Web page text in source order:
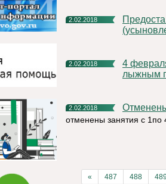
2.02.2018
Предоставление ежемесячной выплаты в связи с рождением
2.02.2018
4 февраля состоится первенство Княжпогостского района по
лыжным
2.02.2018
отменены занятия с 1по
« 487 488